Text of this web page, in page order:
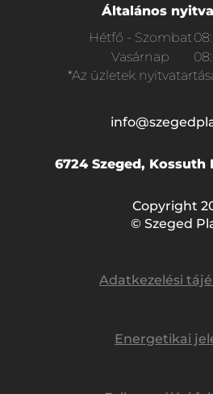
Általános
Hétfő - Szombat
Vasárnap
*Az üzletek
6724 Szeged, Kossuth
Copyright
© Szeged
Adatkezelési
Energetikai